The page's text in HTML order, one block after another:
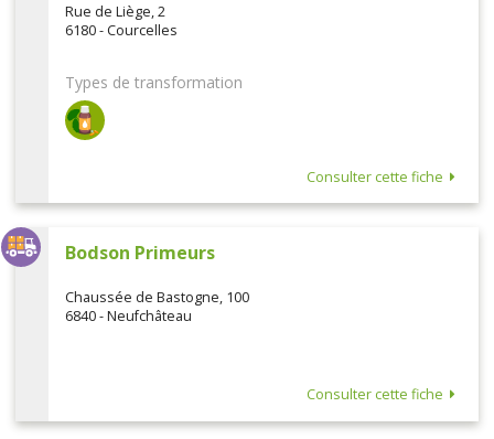
Rue de Liège, 2
6180 - Courcelles
Types de transformation
Consulter cette fiche
Bodson Primeurs
Chaussée de Bastogne, 100
6840 - Neufchâteau
Consulter cette fiche